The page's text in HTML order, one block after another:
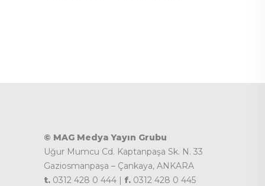
© MAG Medya Yayın Grubu
Uğur Mumcu Cd. Kaptanpaşa Sk. N. 33
Gaziosmanpaşa – Çankaya, ANKARA
t. 0312 428 0 444 | f. 0312 428 0 445